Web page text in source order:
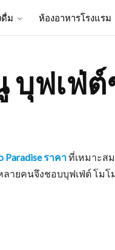
ดื่ม ห้องอาหารโรงแรม
นู บุฟเ
Paradise ราคาที่เหมาะส
คนจึงชอบบุฟเฟ่ต์ โมโ